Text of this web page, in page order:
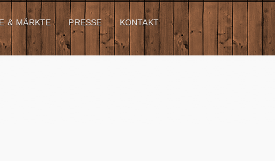
& MÄRKTE PRESSE KONTAKT